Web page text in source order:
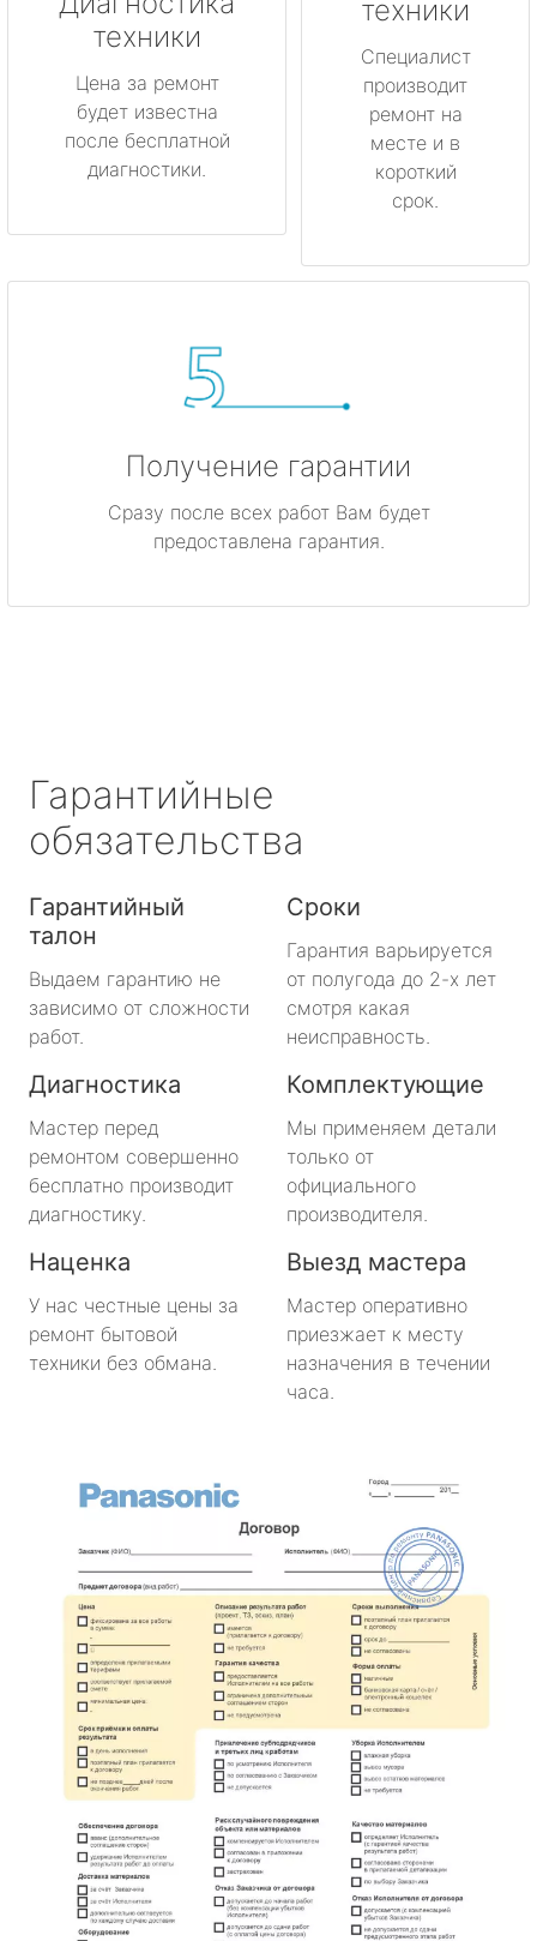
техники
Цена за ремонт
будет известна
после бесплатной
диагностики.
техники
Специалист
производит
ремонт на
месте и в
короткий
срок.
Получение гарантии
Сразу после всех работ Вам будет
предоставлена гарантия.
Гарантийные
обязательства
Гарантийный
талон
Выдаем гарантию не
зависимо от сложности
работ.
Сроки
Гарантия варьируется
от полугода до 2-х лет
смотря какая
неисправность.
Диагностика
Мастер перед
ремонтом совершенно
бесплатно производит
диагностику.
Комплектующие
Мы применяем детали
только от
официального
производителя.
Наценка
У нас честные цены за
ремонт бытовой
техники без обмана.
Выезд мастера
Мастер оперативно
приезжает к месту
назначения в течении
часа.